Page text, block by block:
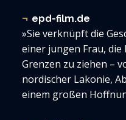
epd-film.de
»Sie verknüpft die
einer jungen Frau,
Grenzen zu ziehen –
nordischer Lakonie,
einem großen